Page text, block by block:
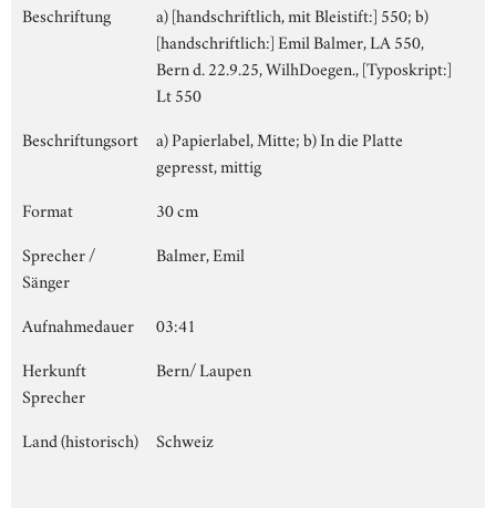
Beschriftung
a) [handschriftlich, mit Bleistift:] 550; b)
[handschriftlich:] Emil Balmer, LA 550,
Bern d. 22.9.25, WilhDoegen., [Typoskript:]
Lt 550
Beschriftungsort
a) Papierlabel, Mitte; b) In die Platte
gepresst, mittig
Format
30 cm
Sprecher /
Sänger
Balmer, Emil
Aufnahmedauer
03:41
Herkunft
Sprecher
Bern/ Laupen
Land (historisch) Schweiz